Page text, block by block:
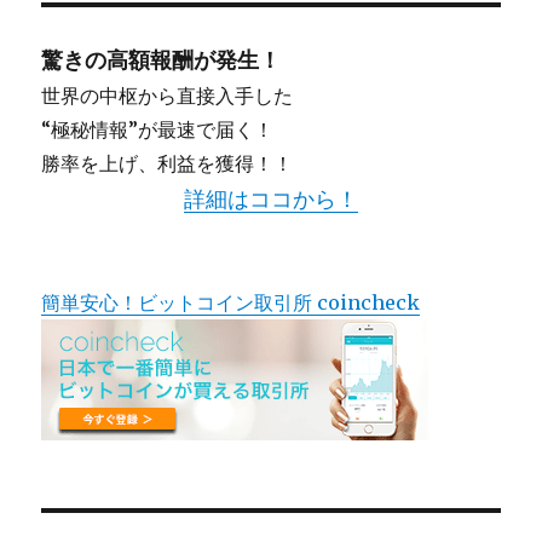
驚きの高額報酬が発生！
世界の中枢から直接入手した
“極秘情報”が最速で届く！
勝率を上げ、利益を獲得！！
詳細はココから！
簡単安心！ビットコイン取引所 coincheck